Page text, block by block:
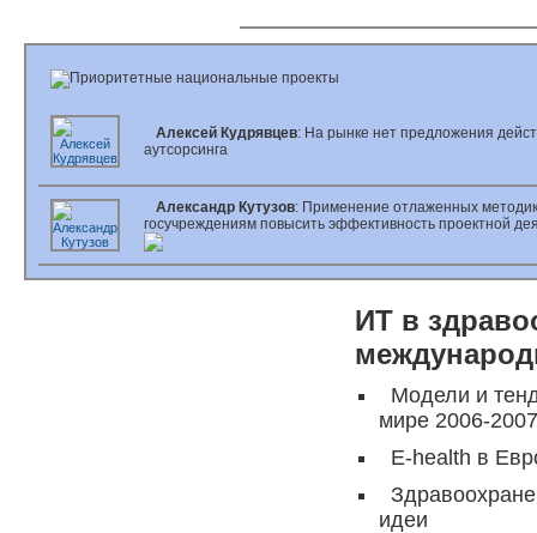
Алексей Кудрявцев: На рынке нет предложения
аутсорсинга
Александр Кутузов: Применение отлаженных
госучреждениям повысить эффективность проектной
ИТ в
Модели и
мире 2006-2007
E-health в
идеи